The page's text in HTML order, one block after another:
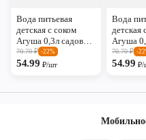
Вода питьевая
детская с соком
Агуша 0,3л садовые
ягоды
70.70₽ -22%
54.99₽/шт
Вода
детская
Агуша
70.70₽ -
54.99₽/